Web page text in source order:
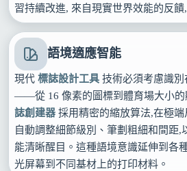
習持續改進, 來自現實世界效能的反饋
語境適應智能
現代 標誌設計工具 技術必須考慮識
——從 16 像素的圖標到體育場大小的
誌創建器 採用精密的縮放算法,在極
自動調整細節級別、筆劃粗細和間距,
能清晰醒目。這種語境意識延伸到各
光屏幕到不同基材上的打印材料。